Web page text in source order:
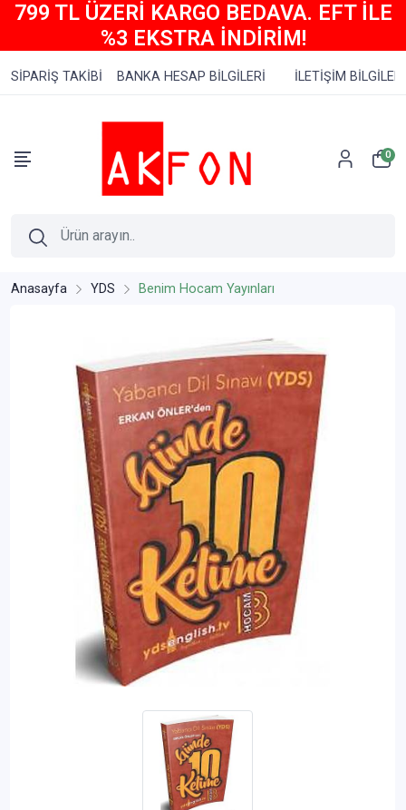
799 TL ÜZERİ KARGO BEDAVA. EFT İLE
%3 EKSTRA İNDİRİM!
SİPARİŞ TAKİBİ BANKA HESAP BİLGİLERİ İLETİŞİM BİLGİLERİ
0
Anasayfa YDS Benim Hocam Yayınları